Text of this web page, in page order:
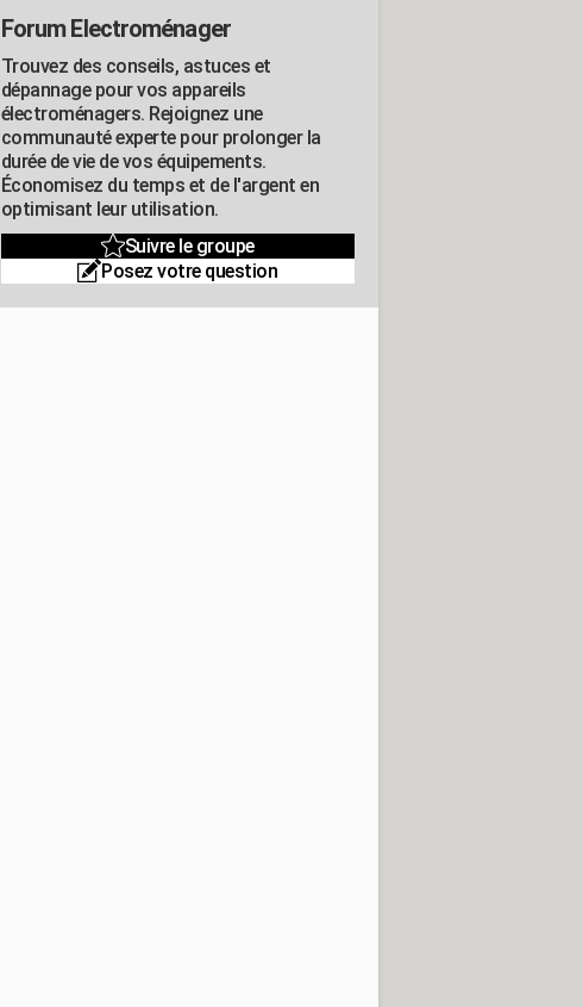
Forum Electroménager
Trouvez des conseils, astuces et
dépannage pour vos appareils
électroménagers. Rejoignez une
communauté experte pour prolonger la
durée de vie de vos équipements.
Économisez du temps et de l'argent en
optimisant leur utilisation.
Suivre le groupe
Posez votre question